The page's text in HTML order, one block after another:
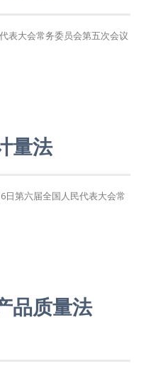
表大会常务委员会第五次会议
量法
日第六届全国人民代表大会常
品质量法